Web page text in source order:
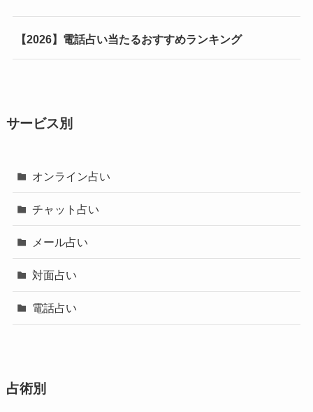
【2026】電話占い当たるおすすめランキング
サービス別
オンライン占い
チャット占い
メール占い
対面占い
電話占い
占術別